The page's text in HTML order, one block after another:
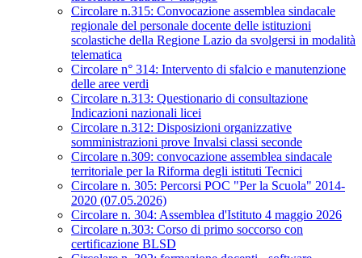
Circolare n.315: Convocazione assemblea sindacale
regionale del personale docente delle istituzioni
scolastiche della Regione Lazio da svolgersi in modalità
telematica
Circolare n° 314: Intervento di sfalcio e manutenzione
delle aree verdi
Circolare n.313: Questionario di consultazione
Indicazioni nazionali licei
Circolare n.312: Disposizioni organizzative
somministrazioni prove Invalsi classi seconde
Circolare n.309: convocazione assemblea sindacale
territoriale per la Riforma degli istituti Tecnici
Circolare n. 305: Percorsi POC "Per la Scuola" 2014-
2020 (07.05.2026)
Circolare n. 304: Assemblea d'Istituto 4 maggio 2026
Circolare n.303: Corso di primo soccorso con
certificazione BLSD